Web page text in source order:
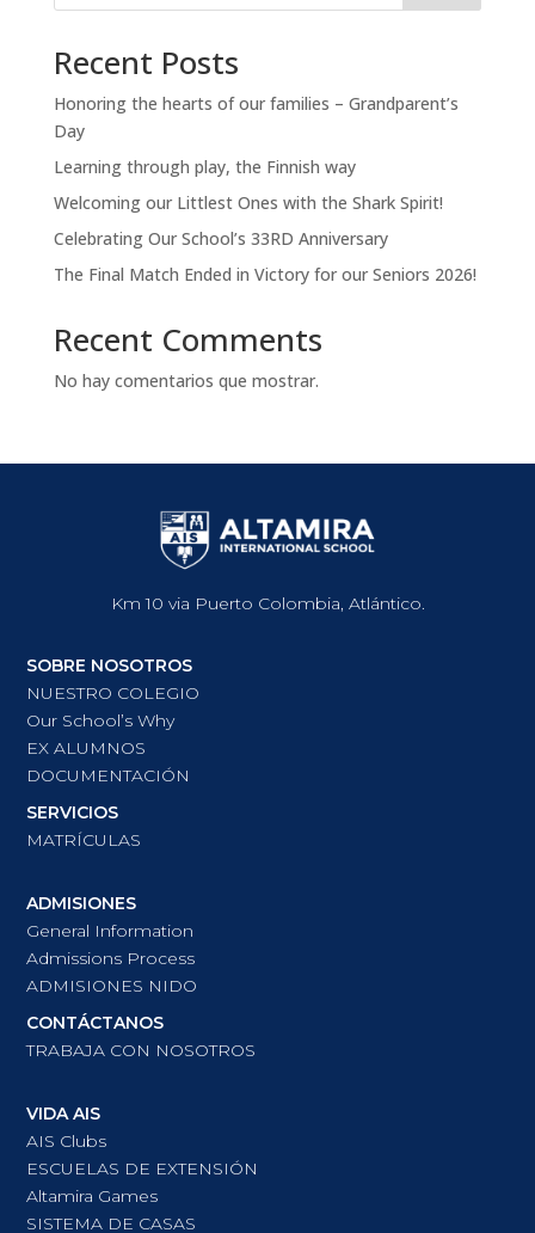
Recent Posts
Honoring the hearts of our families – Grandparent’s
Day
Learning through play, the Finnish way
Welcoming our Littlest Ones with the Shark Spirit!
Celebrating Our School’s 33RD Anniversary
The Final Match Ended in Victory for our Seniors 2026!
Recent Comments
No hay comentarios que mostrar.
Km 10 via Puerto Colombia, Atlántico.
SOBRE NOSOTROS
NUESTRO COLEGIO
Our School’s Why
EX ALUMNOS
DOCUMENTACIÓN
SERVICIOS
MATRÍCULAS
ADMISIONES
General Information
Admissions Process
ADMISIONES NIDO
CONTÁCTANOS
TRABAJA CON NOSOTROS
VIDA AIS
AIS Clubs
ESCUELAS DE EXTENSIÓN
Altamira Games
SISTEMA DE CASAS